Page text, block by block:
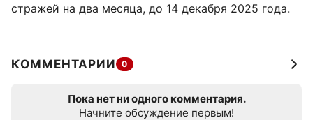
стражей на два месяца, до 14 декабря 2025 года.
КОММЕНТАРИИ 0
Пока нет ни одного комментария.
Начните обсуждение первым!